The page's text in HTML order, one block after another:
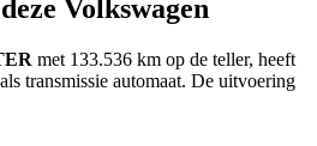
Volkswagen
met 133.536 km op de teller, heeft
transmissie automaat. De uitvoering